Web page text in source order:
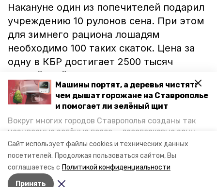
Сайт использует файлы cookies и технических данных
посетителей. Продолжая пользоваться сайтом, Вы
соглашаетесь с Политикой конфиденциальности
Принять
Машины портят, а деревья чистят:
чем дышат горожане на Ставрополье
и помогает ли зелёный щит
Вокруг многих городов Ставрополья созданы так
называемые зелёные пояса — лесопарковые зоны,
снижающие негативное воздействие выхлопных
газов на атмосферу. Справляются ли они с
постоянно растущим потоком автотранспорта и
каким воздухом дышат жители края, узнала
корреспондент «Победы26».
Накануне один из попечителей подарил
учреждению 10 рулонов сена. При этом
для зимнего рациона лошадям
необходимо 100 таких скаток. Цена за
одну в КБР достигает 2500 тысяч
рублей. Сейчас на покупку корма уходят
все пожертвования от граждан.
Ессентуки» помогает детям с
нарушениями опорно-двигательного
аппарата и другими недугами.